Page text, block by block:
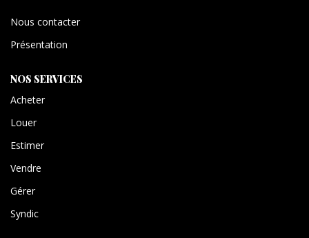
Nous contacter
Présentation
NOS SERVICES
Acheter
Louer
Estimer
Vendre
Gérer
Syndic